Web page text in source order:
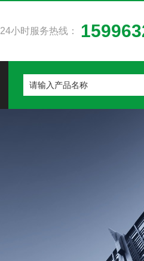
24小时服务热线：